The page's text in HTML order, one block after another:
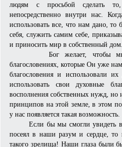
людям с просьбой сделать
непосредственно внутри нас.
использовать все, что нам дано, то
себя, служить самим себе,
и приносить мир в собственный дом.
Бог желает, чтобы мы
благословениях, которые Он уже
благословения и использовали
использовать свои духовные
восполнения собственных нужд, но
принципов на этой земле, в этом
у нас появляется такая возможность.
Если бы мы смогли увидеть
посеял в наши разум и сердце,
такого зрелища! Наши глаза были